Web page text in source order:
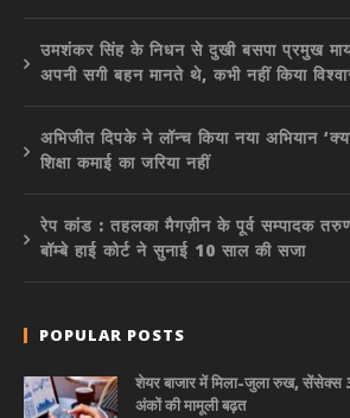
उमशंकर सिंह के निधन से दुखी बसपा प्रमुख
अपनी सगी बहन मानते थे, कभी नहीं किया
अभिजीत दिपके ने लॉन्च किया नया अभियान
शिक्षा कमाई का जरिया नहीं
रेप कांड : तहलका मैगज़ीन के पूर्व सम्पादक
बॉम्बे हाई कोर्ट ने सुनाई 10 साल की सजा
POPULAR POSTS
शेयर बाजार में मिला-जुला रुख, सेंसेक्स
अंकों की मामूली बढ़त